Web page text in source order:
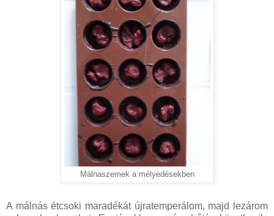
Málnaszemek a mélyedésekben
A málnás étcsoki maradékát újratemperálom, majd lezárom